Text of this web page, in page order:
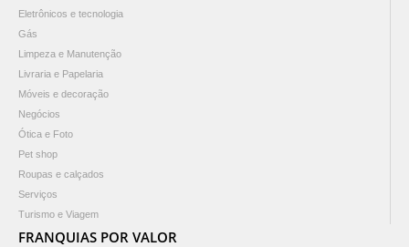
Eletrônicos e tecnologia
Gás
Limpeza e Manutenção
Livraria e Papelaria
Móveis e decoração
Negócios
Ótica e Foto
Pet shop
Roupas e calçados
Serviços
Turismo e Viagem
FRANQUIAS POR VALOR